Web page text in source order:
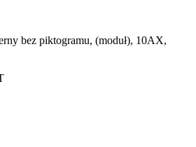
bez piktogramu, (moduł), 10AX,